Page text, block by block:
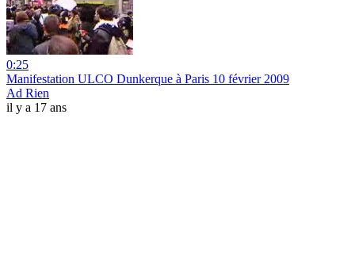
0:25
Manifestation ULCO Dunkerque à Paris 10 février 2009
Ad Rien
il y a 17 ans